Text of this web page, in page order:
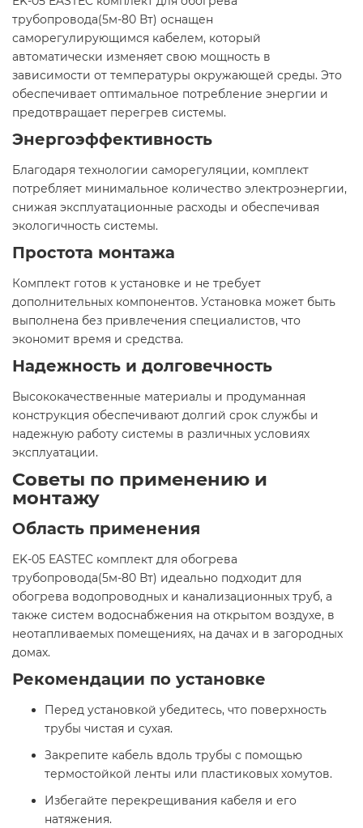
трубопровода(5м-80 Вт) оснащен
саморегулирующимся кабелем, который
автоматически изменяет свою мощность в
зависимости от температуры окружающей среды. Это
обеспечивает оптимальное потребление энергии и
предотвращает перегрев системы.​
Энергоэффективность
Благодаря технологии саморегуляции, комплект
потребляет минимальное количество электроэнергии,
снижая эксплуатационные расходы и обеспечивая
экологичность системы.​
Простота монтажа
Комплект готов к установке и не требует
дополнительных компонентов. Установка может быть
выполнена без привлечения специалистов, что
экономит время и средства.​
Надежность и долговечность
Высококачественные материалы и продуманная
конструкция обеспечивают долгий срок службы и
надежную работу системы в различных условиях
эксплуатации.​
Советы по применению и
монтажу
Область применения
EK-05 EASTEC комплект для обогрева
трубопровода(5м-80 Вт) идеально подходит для
обогрева водопроводных и канализационных труб, а
также систем водоснабжения на открытом воздухе, в
неотапливаемых помещениях, на дачах и в загородных
домах.​
Рекомендации по установке
Перед установкой убедитесь, что поверхность
трубы чистая и сухая.
Закрепите кабель вдоль трубы с помощью
термостойкой ленты или пластиковых хомутов.
Избегайте перекрещивания кабеля и его
натяжения.